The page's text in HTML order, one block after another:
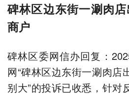
碑林区边东街一涮肉
商户
碑林区委网信办回复：
网“碑林区边东街一涮肉店
别大”的投诉已收悉，针对